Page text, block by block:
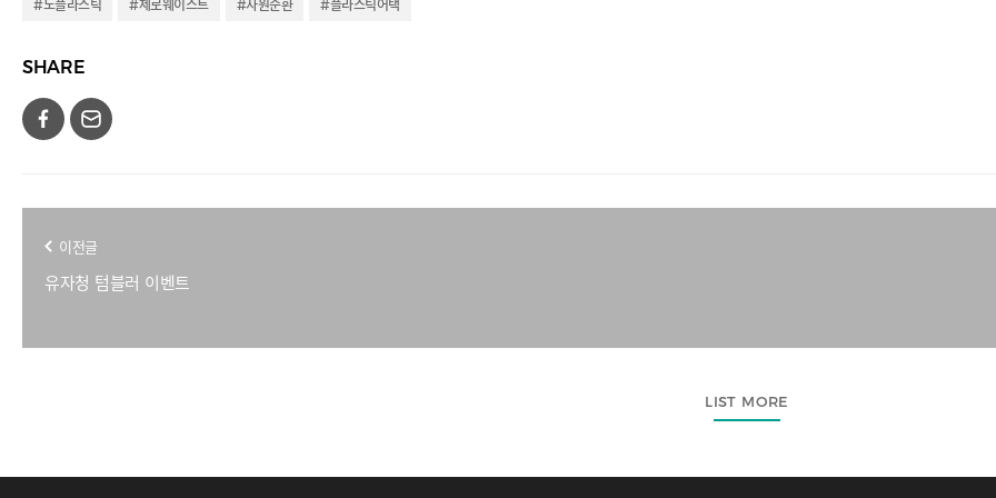
#노플라스틱 #제로웨이스트 #자원순환 #플라스틱어택
SHARE
이전글
유자청 텀블러 이벤트
LIST MORE